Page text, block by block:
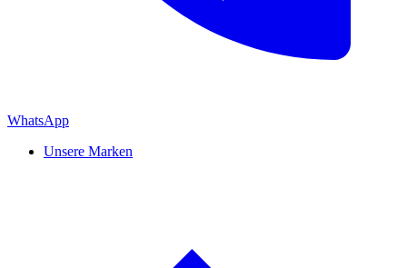
WhatsApp
Unsere Marken